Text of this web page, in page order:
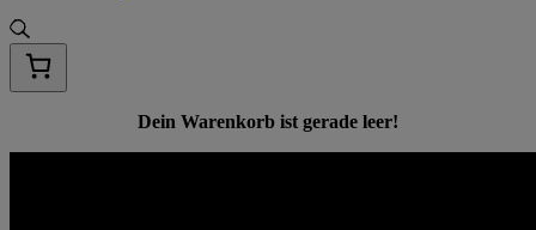
Dein Warenkorb ist gerade leer!